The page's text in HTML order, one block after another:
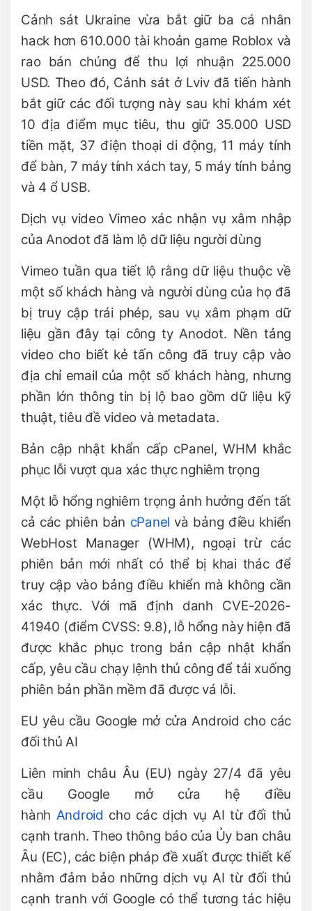
Cảnh sát Ukraine vừa bắt giữ ba cá nhân
hack hơn 610.000 tài khoản game Roblox và
rao bán chúng để thu lợi nhuận 225.000
USD. Theo đó, Cảnh sát ở Lviv đã tiến hành
bắt giữ các đối tượng này sau khi khám xét
10 địa điểm mục tiêu, thu giữ 35.000 USD
tiền mặt, 37 điện thoại di động, 11 máy tính
để bàn, 7 máy tính xách tay, 5 máy tính bảng
và 4 ổ USB.
Dịch vụ video Vimeo xác nhận vụ xâm nhập
của Anodot đã làm lộ dữ liệu người dùng
Vimeo tuần qua tiết lộ rằng dữ liệu thuộc về
một số khách hàng và người dùng của họ đã
bị truy cập trái phép, sau vụ xâm phạm dữ
liệu gần đây tại công ty Anodot. Nền tảng
video cho biết kẻ tấn công đã truy cập vào
địa chỉ email của một số khách hàng, nhưng
phần lớn thông tin bị lộ bao gồm dữ liệu kỹ
thuật, tiêu đề video và metadata.
Bản cập nhật khẩn cấp cPanel, WHM khắc
phục lỗi vượt qua xác thực nghiêm trọng
Một lỗ hổng nghiêm trọng ảnh hưởng đến tất
cả các phiên bản cPanel và bảng điều khiển
WebHost Manager (WHM), ngoại trừ các
phiên bản mới nhất có thể bị khai thác để
truy cập vào bảng điều khiển mà không cần
xác thực. Với mã định danh CVE-2026-
41940 (điểm CVSS: 9.8), lỗ hổng này hiện đã
được khắc phục trong bản cập nhật khẩn
cấp, yêu cầu chạy lệnh thủ công để tải xuống
phiên bản phần mềm đã được vá lỗi.
EU yêu cầu Google mở cửa Android cho các
đối thủ AI
Liên minh châu Âu (EU) ngày 27/4 đã yêu
cầu Google mở cửa hệ điều
hành Android cho các dịch vụ AI từ đối thủ
cạnh tranh. Theo thông báo của Ủy ban châu
Âu (EC), các biện pháp đề xuất được thiết kế
nhằm đảm bảo những dịch vụ AI từ đối thủ
cạnh tranh với Google có thể tương tác hiệu